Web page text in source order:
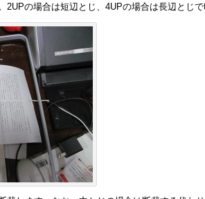
2UPの場合は短辺とじ、4UPの場合は長辺とじで